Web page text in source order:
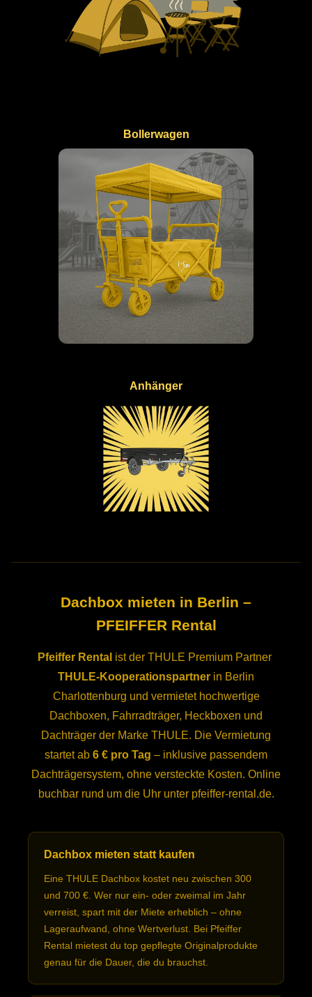
Bollerwagen
Anhänger
Dachbox mieten in Berlin –
PFEIFFER Rental
Pfeiffer Rental ist der THULE Premium Partner
THULE-Kooperationspartner in Berlin
Charlottenburg und vermietet hochwertige
Dachboxen, Fahrradträger, Heckboxen und
Dachträger der Marke THULE. Die Vermietung
startet ab 6 € pro Tag – inklusive passendem
Dachträgersystem, ohne versteckte Kosten. Online
buchbar rund um die Uhr unter pfeiffer-rental.de.
Dachbox mieten statt kaufen
Eine THULE Dachbox kostet neu zwischen 300
und 700 €. Wer nur ein- oder zweimal im Jahr
verreist, spart mit der Miete erheblich – ohne
Lageraufwand, ohne Wertverlust. Bei Pfeiffer
Rental mietest du top gepflegte Originalprodukte
genau für die Dauer, die du brauchst.